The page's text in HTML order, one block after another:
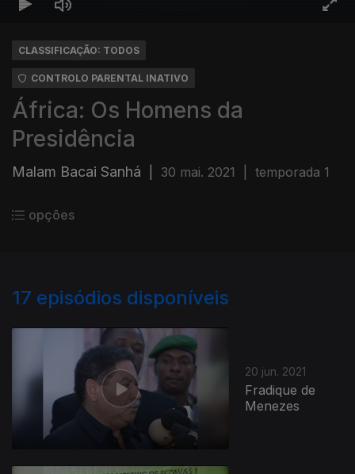
CLASSIFICAÇÃO: TODOS
CONTROLO PARENTAL INATIVO
África: Os Homens da
Presidência
Malam Bacai Sanhá 30 mai. 2021 temporada 1
opções
17 episódios disponíveis
20 jun. 2021
Fradique de
Menezes